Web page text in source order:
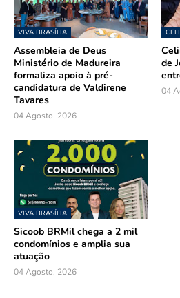
VIVA BRASÍLIA
Assembleia de Deus
Ministério de Madureira
formaliza apoio à pré-
candidatura de Valdirene
Tavares
04 Agosto, 2026
de
04
VIVA BRASÍLIA
Sicoob BRMil chega a 2 mil
condomínios e amplia sua
atuação
04 Agosto, 2026